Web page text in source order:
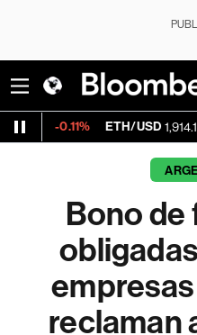
ETH/USD 1,914.15 +0.01%
Bono de
reclaman